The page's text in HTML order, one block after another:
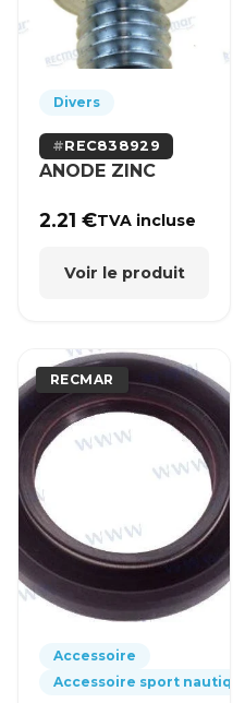
Divers
REC838929
ANODE ZINC
2.21€TVA incluse
Voir le produit
RECMAR
Accessoire
Accessoire sport nautique